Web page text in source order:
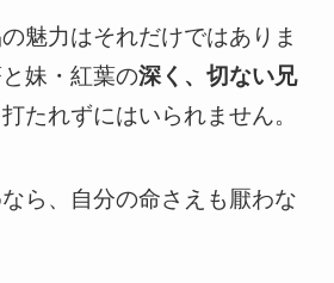
魅力はそれだけではありま
妹・紅葉の深く、切ない兄
たれずにはいられません。
ら、自分の命さえも厭わな